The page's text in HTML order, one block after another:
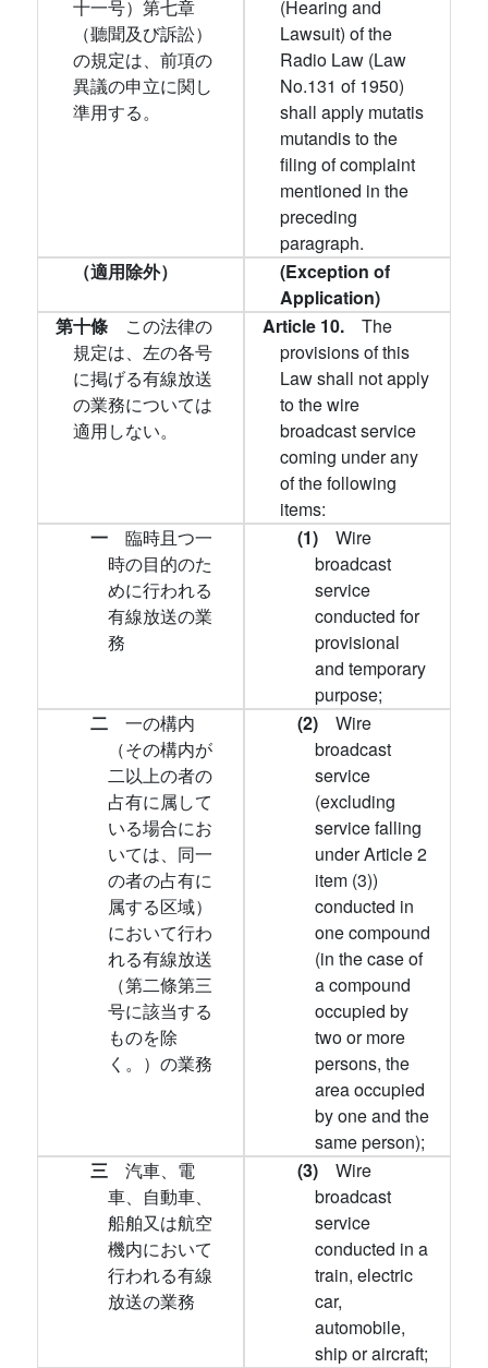
十一号）第七章
（聽聞及び訴訟）
の規定は、前項の
異議の申立に関し
準用する。
(Hearing and
Lawsuit) of the
Radio Law (Law
No.131 of 1950)
shall apply mutatis
mutandis to the
filing of complaint
mentioned in the
preceding
paragraph.
（適用除外）
(Exception of
Application)
第十條 この法律の
規定は、左の各号
に掲げる有線放送
の業務については
適用しない。
Article 10. The
provisions of this
Law shall not apply
to the wire
broadcast service
coming under any
of the following
items:
一 臨時且つ一
時の目的のた
めに行われる
有線放送の業
務
(1) Wire
broadcast
service
conducted for
provisional
and temporary
purpose;
二 一の構内
（その構内が
二以上の者の
占有に属して
いる場合にお
いては、同一
の者の占有に
属する区域）
において行わ
れる有線放送
（第二條第三
号に該当する
ものを除
く。）の業務
(2) Wire
broadcast
service
(excluding
service falling
under Article 2
item (3))
conducted in
one compound
(in the case of
a compound
occupied by
two or more
persons, the
area occupied
by one and the
same person);
三 汽車、電
車、自動車、
船舶又は航空
機内において
行われる有線
放送の業務
(3) Wire
broadcast
service
conducted in a
train, electric
car,
automobile,
ship or aircraft;